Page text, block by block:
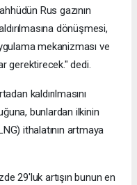
Rus gazının
dönüşmesi,
mekanizması ve
gerektirecek." dedi.
kaldırılmasını
bunlardan ilkinin
ithalatının artmaya
29'luk artışın bunun en